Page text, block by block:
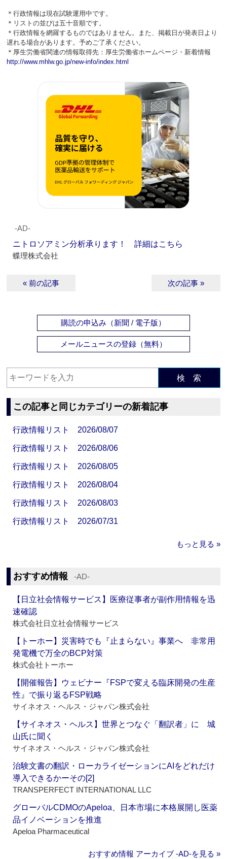
＊行政情報は現在試験運用中です。
＊リストの並びは五十音順です。
＊行政情報を網羅するものではありません。また、掲載日が発表日より
遅れる場合があります。予めご了承ください。
＊厚生労働省関連の情報取得先：厚生労働省ホームページ・新着情報
http://www.mhlw.go.jp/new-info/index.html
‐AD‐
ニトロソアミン分析承ります！ 詳細はこちら
蝶理株式会社
« 前の記事 次の記事 »
購読の申込み（新聞 / 電子版）
メールニュースの登録（無料）
検 索
この記事と同じカテゴリーの新着記事
行政情報リスト 2026/08/07
行政情報リスト 2026/08/06
行政情報リスト 2026/08/05
行政情報リスト 2026/08/04
行政情報リスト 2026/08/03
行政情報リスト 2026/07/31
もっと見る »
おすすめ情報 ‐AD‐
【日立社会情報サービス】医療従事者が副作用情報を迅
速確認
株式会社日立社会情報サービス
【トーホー】災害時でも『止まらない』事業へ 非常用
発電機で万全のBCP対策
株式会社トーホー
【開催報告】ウェビナー『FSPで変える臨床開発の生産
性』で振り返るFSP戦略
サイネオス・ヘルス・ジャパン株式会社
【サイネオス・ヘルス】世界とつなぐ「翻訳者」に 城
山氏に聞く
サイネオス・ヘルス・ジャパン株式会社
治験文書の翻訳・ローカライゼーションにAIをどれだけ
導入できるかーその[2]
TRANSPERFECT INTERNATIONAL LLC
グローバルCDMOのApeloa、日本市場に本格展開し医薬
品イノベーションを推進
Apeloa Pharmaceutical
おすすめ情報 アーカイブ ‐AD‐を見る »